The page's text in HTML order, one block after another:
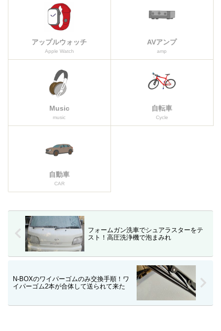
アップルウォッチ
Apple Watch
AVアンプ
amp
Music
music
自転車
Cycle
自動車
CAR
フォームガン洗車でシュアラスターをテ
スト！高圧洗浄機で泡まみれ
N-BOXのワイパーゴムのみ交換手順！ワ
イパーゴム2本が合体して送られて来た